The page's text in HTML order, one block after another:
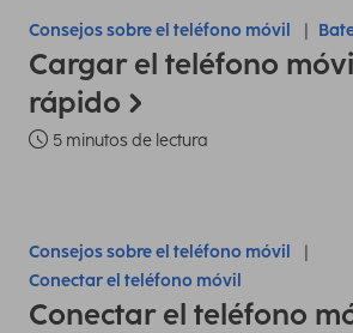
Consejos sobre el teléfono móvil
Cargar el teléfono
rápido
5 minutos de lectura
Consejos sobre el teléfono móvil
Conectar el teléfono móvil
Conectar el teléfono